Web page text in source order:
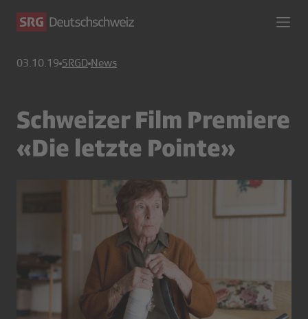
03.10.19 SRGD News
Schweizer Film Premiere
«Die letzte Pointe»